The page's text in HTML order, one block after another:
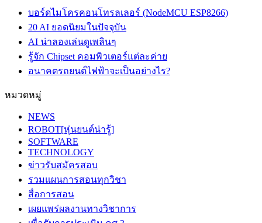
บอร์ดไมโครคอนโทรลเลอร์ (NodeMCU ESP8266)
20 AI ยอดนิยมในปัจจุบัน
AI น่าลองเล่นดูเพลินๆ
รู้จัก Chipset คอมพิวเตอร์แต่ละค่าย
อนาคตรถยนต์ไฟฟ้าจะเป็นอย่างไร?
หมวดหมู่
NEWS
ROBOT[หุ่นยนต์น่ารู้]
SOFTWARE
TECHNOLOGY
ข่าวรับสมัครสอบ
รวมแผนการสอนทุกวิชา
สื่อการสอน
เผยแพร่ผลงานทางวิชาการ